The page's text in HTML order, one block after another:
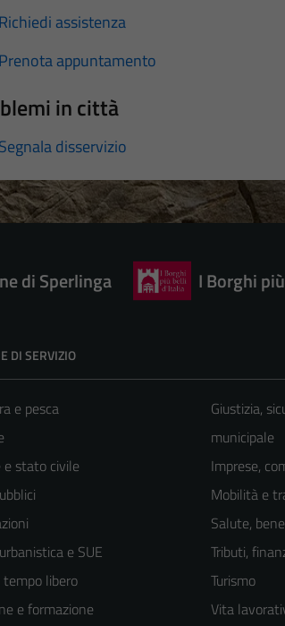
Richiedi assistenza
Prenota appuntamento
in città
Segnala disservizio
di Sperlinga I Borghi
DI SERVIZIO
e pesca
e stato civile
e SUE
libero
e formazione
Giustizia,
municipale
Imprese,
Mobilità e
Salute,
Tributi,
Turismo
Vita